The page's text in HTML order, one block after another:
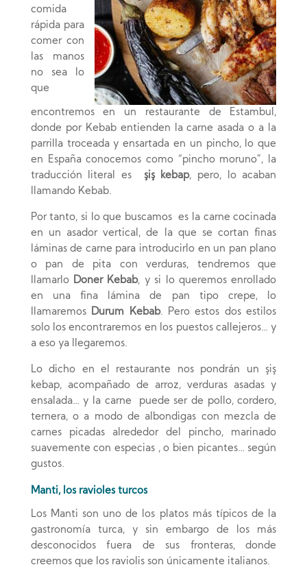
comida
rápida para
comer con
las manos
no sea lo
que
encontremos en un restaurante de Estambul,
donde por Kebab entienden la carne asada o a la
parrilla troceada y ensartada en un pincho, lo que
en España conocemos como “pincho moruno”, la
traducción literal es şiş kebap, pero, lo acaban
llamando Kebab.
Por tanto, si lo que buscamos es la carne cocinada
en un asador vertical, de la que se cortan finas
láminas de carne para introducirlo en un pan plano
o pan de pita con verduras, tendremos que
llamarlo Doner Kebab, y si lo queremos enrollado
en una fina lámina de pan tipo crepe, lo
llamaremos
Durum Kebab. Pero estos dos estilos
solo los encontraremos en los puestos callejeros… y
a eso ya llegaremos.
Lo dicho en el restaurante nos pondrán un şiş
kebap, acompañado de arroz, verduras asadas y
ensalada… y la carne puede ser de pollo, cordero,
ternera, o a modo de albondigas con mezcla de
carnes picadas alrededor del pincho, marinado
suavemente con especias , o bien picantes… según
gustos.
Manti, los ravioles turcos
Los Manti son uno de los platos más típicos de la
gastronomía turca, y sin embargo de los más
desconocidos fuera de sus fronteras, donde
creemos que los raviolis son únicamente italianos.